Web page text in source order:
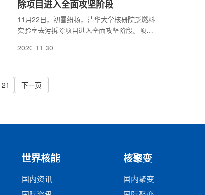
除项目进入全面攻坚阶段
11月22日，初雪纷扬，清华大学核研院乏燃料
实验室去污拆除项目进入全面攻坚阶段。项目
的清华大学核环保项目，也是一项充满了挑战
2020-11-30
21 下一页
世界核能
国内资讯
核聚变
国内聚变